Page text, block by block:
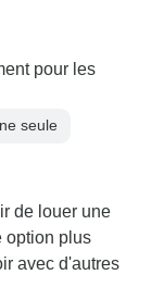
pour les
seule
de louer une
option plus
avec d'autres